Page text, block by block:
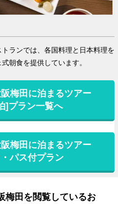
ランでは、各国料理と日本料理を
朝食を提供しています。
梅田に泊まるツアー
]プラン一覧へ
梅田に泊まるツアー
パス付プラン
梅田を閲覧しているお